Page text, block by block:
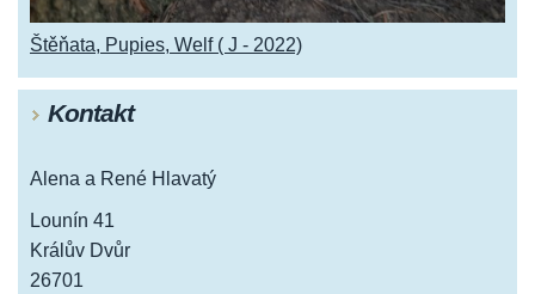
Štěňata, Pupies, Welf ( J - 2022)
Kontakt
Alena a René Hlavatý
Lounín 41
Králův Dvůr
26701